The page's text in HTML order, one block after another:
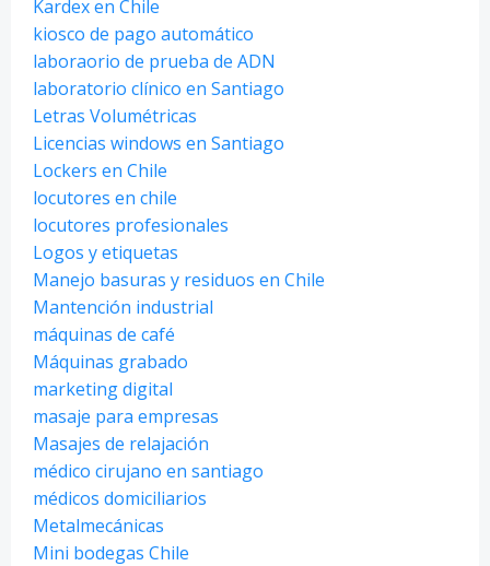
Kardex en Chile
kiosco de pago automático
laboraorio de prueba de ADN
laboratorio clínico en Santiago
Letras Volumétricas
Licencias windows en Santiago
Lockers en Chile
locutores en chile
locutores profesionales
Logos y etiquetas
Manejo basuras y residuos en Chile
Mantención industrial
máquinas de café
Máquinas grabado
marketing digital
masaje para empresas
Masajes de relajación
médico cirujano en santiago
médicos domiciliarios
Metalmecánicas
Mini bodegas Chile